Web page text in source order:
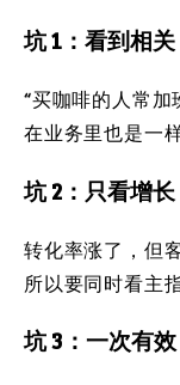
坑 1：看到相
“买咖啡的人常加
在业务里也是一
坑 2：只看增
转化率涨了，但
所以要同时看主
坑 3：一次有